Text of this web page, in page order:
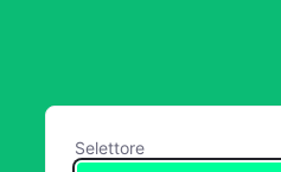
Selettore